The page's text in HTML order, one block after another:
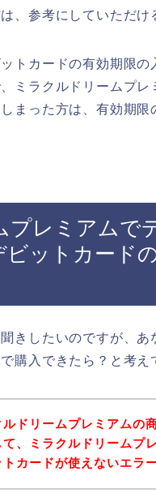
、参考にしていただけ
トカードの有効期限
ミラクルドリームプ
まった方は、有効期
プレミアムで
ットカード
きしたいのですが、
購入できたら？と考え
ドリームプレミアムの
、ミラクルドリームプ
カードが使えないエラ